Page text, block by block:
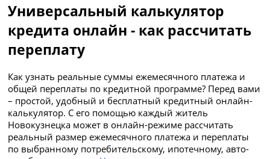
Универсальный калькулятор
кредита онлайн - как рассчитать
переплату
Как узнать реальные суммы ежемесячного платежа и
общей переплаты по кредитной программе? Перед вами
– простой, удобный и бесплатный кредитный онлайн-
калькулятор. С его помощью каждый житель
Новокузнецка может в онлайн-режиме рассчитать
реальный размер ежемесячного платежа и переплаты
по выбранному потребительскому, ипотечному, авто-